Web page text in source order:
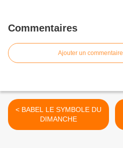
Commentaires
Ajouter un commentaire
< BABEL LE SYMBOLE DU
DIMANCHE